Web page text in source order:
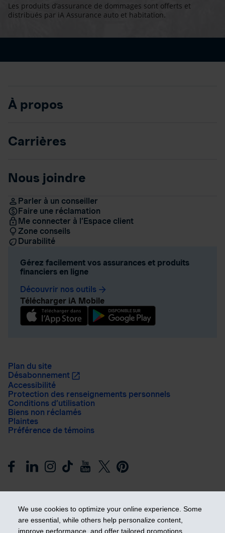
We use cookies to optimize your online experience. Some
are essential, while others help personalize content,
improve performance, and offer tailored promotions.
Les produits d’assurance de dommages sont offerts et
distribués par iA Assurance auto et habitation.
À propos
Carrières
Nous joindre
Parler à un conseiller
Faire une réclamation
Me connecter à l’Espace client
Zone conseils
Durabilité
Gérez facilement vos assurances et produits
financiers en ligne
Découvrir nos outils arrow_forward
Télécharger iA Mobile
Plan du site
Désabonnement
Accessibilité
Protection des renseignements personnels
Conditions d’utilisation
Biens non réclamés
Plaintes
Préférence de témoins